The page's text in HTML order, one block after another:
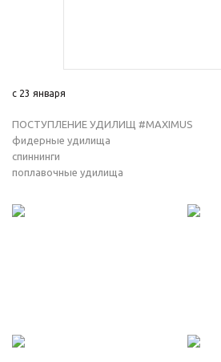
с 23 января
ПОСТУПЛЕНИЕ УДИЛИЩ #MAXIMUS
фидерные удилища
спиннинги
поплавочные удилища